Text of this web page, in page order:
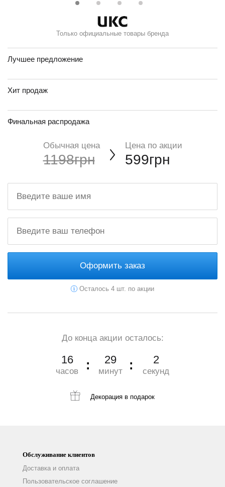
Только официальные товары бренда
Лучшее предложение
Хит продаж
Финальная распродажа
Обычная цена
1198грн
Цена по акции
599грн
Оформить заказ
Осталось 4 шт. по акции
До конца акции осталось:
16
часов
29
минут
1
секунд
Декорация в подарок
Обслуживание клиентов
Доставка и оплата
Пользовательское соглашение